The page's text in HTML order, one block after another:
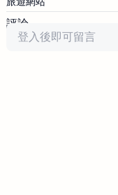
評論